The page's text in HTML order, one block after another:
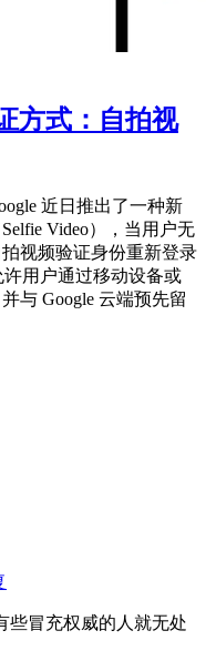
方式：自拍视
近日推出了一种新
Video），当用户无
视频验证身份重新登录
用户通过移动设备或
与 Google 云端预先留
些冒充权威的人就无处